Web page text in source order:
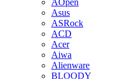
AOpen
Asus
ASRock
ACD
Acer
Aiwa
Alienware
BLOODY